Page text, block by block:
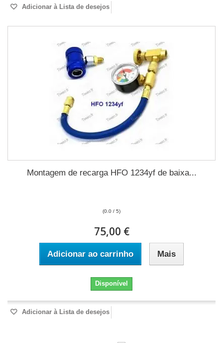
Adicionar à Lista de desejos
Montagem de recarga HFO 1234yf de baixa...
(0.0 / 5)
75,00 €
Adicionar ao carrinho Mais
Disponível
Adicionar à Lista de desejos